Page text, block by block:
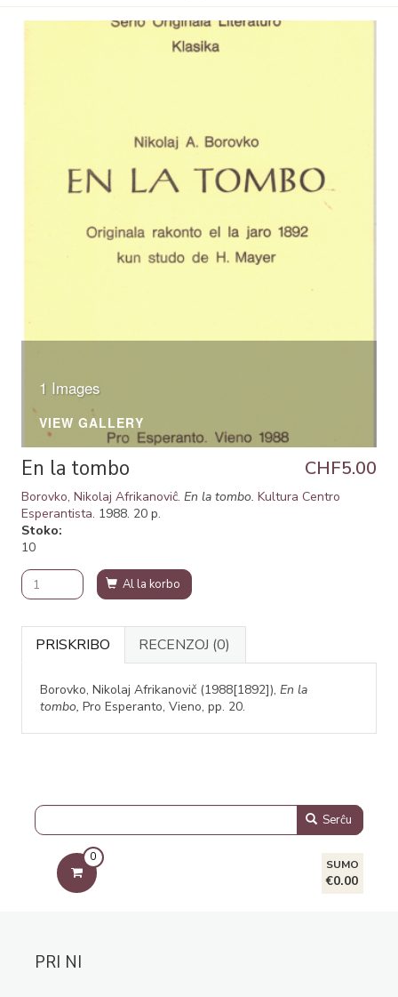
navigado
1 Images
VIEW GALLERY
En la tombo CHF5.00
Borovko, Nikolaj Afrikanoviĉ. En la tombo. Kultura Centro
Esperantista. 1988. 20 p.
Stoko
10
Al la korbo
PRISKRIBO RECENZOJ (0)
Borovko, Nikolaj Afrikanovič (1988[1892]), En la
tombo, Pro Esperanto, Vieno, pp. 20.
Serĉu
0
SUMO
€0.00
PRI NI